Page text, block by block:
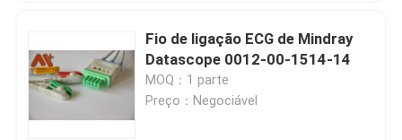
Fio de ligação ECG de Mindray
Datascope 0012-00-1514-14
MOQ：1 parte
Preço：Negociável